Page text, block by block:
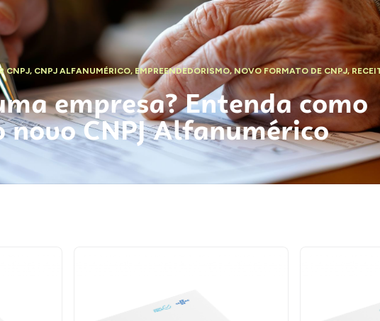
CNPJ, CNPJ ALFANUMÉRICO, EMPREENDEDORISMO,NOVO FORMATO DE CNPJ,
empresa? Entenda como
CNPJ Alfanumérico